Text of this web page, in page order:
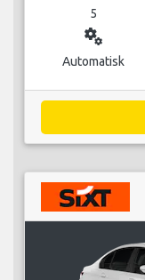
5
miscellaneous_services
Automatisk